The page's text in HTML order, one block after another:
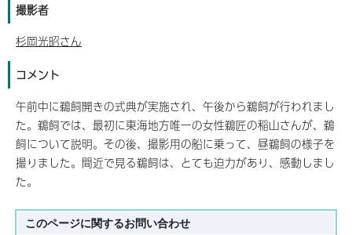
撮影者
杉岡光昭さん
コメント
午前中に鵜飼開きの式典が実施され、午後から鵜飼が行われまし
た。鵜飼では、最初に東海地方唯一の女性鵜匠の稲山さんが、鵜
飼について説明。その後、撮影用の船に乗って、昼鵜飼の様子を
撮りました。間近で見る鵜飼は、とても迫力があり、感動しまし
た。
このページに関するお問い合わせ